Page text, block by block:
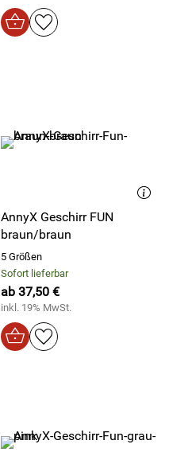
AnnyX Geschirr FUN
braun/braun
5 Größen
Sofort lieferbar
ab 37,50 €
inkl. 19% MwSt.